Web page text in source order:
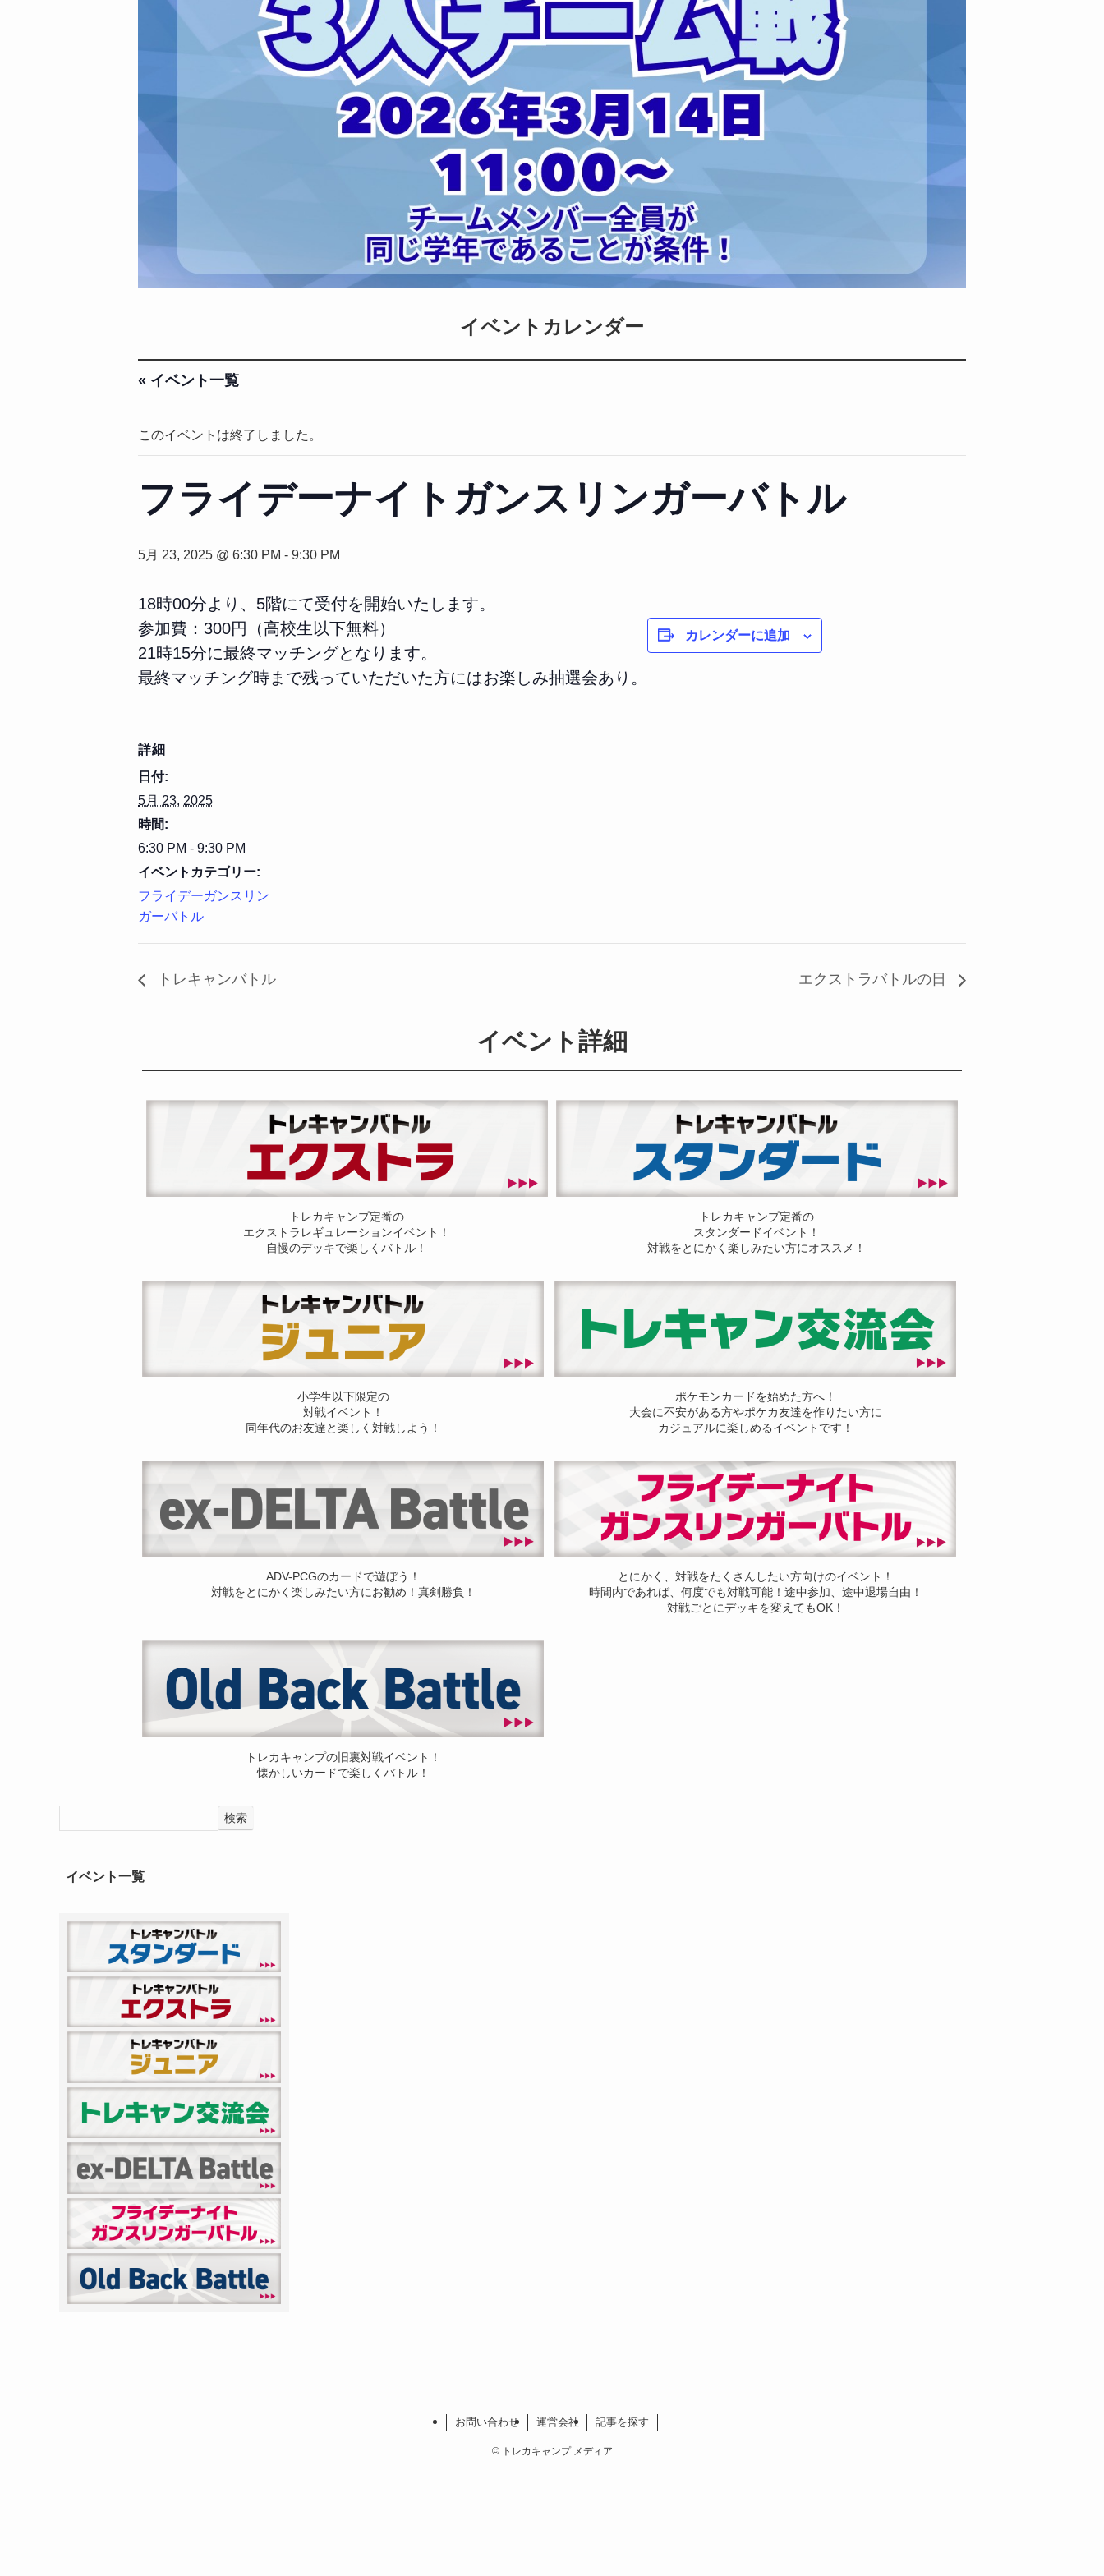
イベントカレンダー
« イベント一覧
このイベントは終了しました。
フライデーナイトガンスリンガーバトル
5月 23, 2025 @ 6:30 PM - 9:30 PM
18時00分より、5階にて受付を開始いたします。
参加費：300円（高校生以下無料）
21時15分に最終マッチングとなります。
最終マッチング時まで残っていただいた方にはお楽しみ抽選会あり。
カレンダーに追加
詳細
日付:
5月 23, 2025
時間:
6:30 PM - 9:30 PM
イベントカテゴリー:
フライデーガンスリン
ガーバトル
トレキャンバトル エクストラバトルの日
イベント詳細
トレカキャンプ定番の
エクストラレギュレーションイベント！
自慢のデッキで楽しくバトル！
トレカキャンプ定番の
スタンダードイベント！
対戦をとにかく楽しみたい方にオススメ！
小学生以下限定の
対戦イベント！
同年代のお友達と楽しく対戦しよう！
ポケモンカードを始めた方へ！
大会に不安がある方やポケカ友達を作りたい方に
カジュアルに楽しめるイベントです！
ADV-PCGのカードで遊ぼう！
対戦をとにかく楽しみたい方にお勧め！真剣勝負！
とにかく、対戦をたくさんしたい方向けのイベント！
時間内であれば、何度でも対戦可能！途中参加、途中退場自由！
対戦ごとにデッキを変えてもOK！
トレカキャンプの旧裏対戦イベント！
懐かしいカードで楽しくバトル！
検索
イベント一覧
お問い合わせ 運営会社 記事を探す
©トレカキャンプ メディア